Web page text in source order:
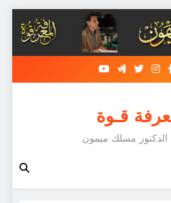
قـوة
الدكتور مسلك ميمون